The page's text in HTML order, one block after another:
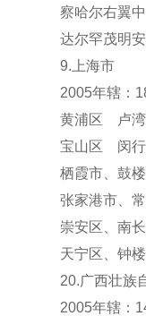
察哈尔右翼
达尔罕茂明
9.上海市
2005年辖：
黄浦区 卢
宝山区 闵
栖霞市、 鼓
张家港市、
崇安区、南
天宁区
钟
20.广西壮族
2005年辖：